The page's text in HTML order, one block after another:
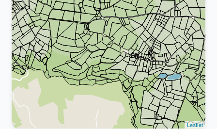
Leaflet